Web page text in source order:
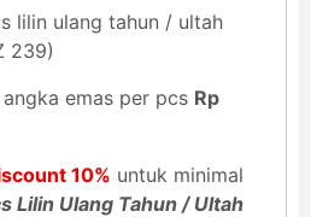
lilin ulang tahun / ultah
239)
emas per pcs Rp
10% untuk minimal
Lilin Ulang Tahun / Ultah